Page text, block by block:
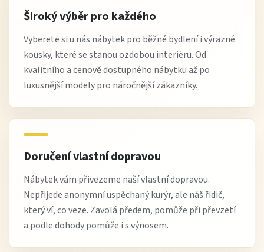
Široký výběr pro každého
Vyberete si u nás nábytek pro běžné bydlení i výrazné
kousky, které se stanou ozdobou interiéru. Od
kvalitního a cenově dostupného nábytku až po
luxusnější modely pro náročnější zákazníky.
Doručení vlastní dopravou
Nábytek vám přivezeme naší vlastní dopravou.
Nepřijede anonymní uspěchaný kurýr, ale náš řidič,
který ví, co veze. Zavolá předem, pomůže při převzetí
a podle dohody pomůže i s výnosem.